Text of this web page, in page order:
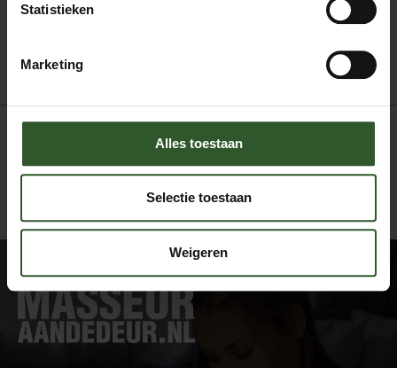
Statistieken
Marketing
Alles toestaan
Selectie toestaan
Weigeren
Triggerpoint massage